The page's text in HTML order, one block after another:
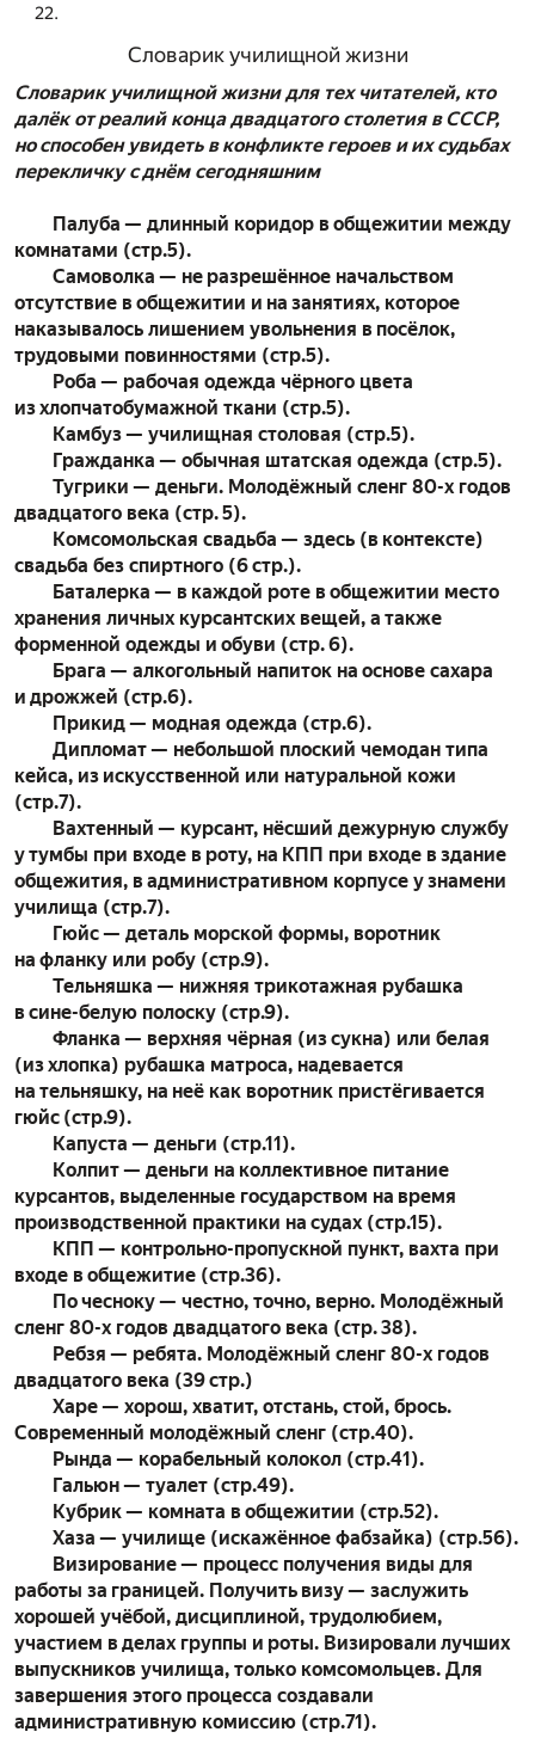
Словарик училищной жизни
Словарик училищной жизни для тех читателей, кто
далёк от реалий конца двадцатого столетия в СССР,
но способен увидеть в конфликте героев и их судьбах
перекличку с днём сегодняшним
Палуба — длинный коридор в общежитии между
комнатами (стр.5).
Самоволка — не разрешённое начальством
отсутствие в общежитии и на занятиях, которое
наказывалось лишением увольнения в посёлок,
трудовыми повинностями (стр.5).
Роба — рабочая одежда чёрного цвета
из хлопчатобумажной ткани (стр.5).
Камбуз — училищная столовая (стр.5).
Гражданка — обычная штатская одежда (стр.5).
Тугрики — деньги. Молодёжный сленг 80-х годов
двадцатого века (стр. 5).
Комсомольская свадьба — здесь (в контексте)
свадьба без спиртного (6 стр.).
Баталерка — в каждой роте в общежитии место
хранения личных курсантских вещей, а также
форменной одежды и обуви (стр. 6).
Брага — алкогольный напиток на основе сахара
и дрожжей (стр.6).
Прикид — модная одежда (стр.6).
Дипломат — небольшой плоский чемодан типа
кейса, из искусственной или натуральной кожи
(стр.7).
Вахтенный — курсант, нёсший дежурную службу
у тумбы при входе в роту, на КПП при входе в здание
общежития, в административном корпусе у знамени
училища (стр.7).
Гюйс — деталь морской формы, воротник
на фланку или робу (стр.9).
Тельняшка — нижняя трикотажная рубашка
в сине-белую полоску (стр.9).
Фланка — верхняя чёрная (из сукна) или белая
(из хлопка) рубашка матроса, надевается
на тельняшку, на неё как воротник пристёгивается
гюйс (стр.9).
Капуста — деньги (стр.11).
Колпит — деньги на коллективное питание
курсантов, выделенные государством на время
производственной практики на судах (стр.15).
КПП — контрольно-пропускной пункт, вахта при
входе в общежитие (стр.36).
По чесноку — честно, точно, верно. Молодёжный
сленг 80-х годов двадцатого века (стр. 38).
Ребзя — ребята. Молодёжный сленг 80-х годов
двадцатого века (39 стр.)
Харе — хорош, хватит, отстань, стой, брось.
Современный молодёжный сленг (стр.40).
Рында — корабельный колокол (стр.41).
Гальюн — туалет (стр.49).
Кубрик — комната в общежитии (стр.52).
Хаза — училище (искажённое фабзайка) (стр.56).
Визирование — процесс получения виды для
работы за границей. Получить визу — заслужить
хорошей учёбой, дисциплиной, трудолюбием,
участием в делах группы и роты. Визировали лучших
выпускников училища, только комсомольцев. Для
завершения этого процесса создавали
административную комиссию (стр.71).